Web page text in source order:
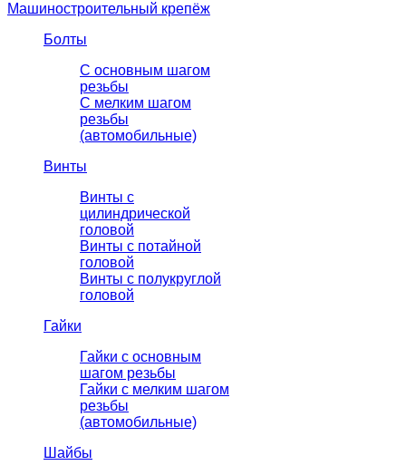
Машиностроительный крепёж
Болты
С основным шагом
резьбы
C мелким шагом
резьбы
(автомобильные)
Винты
Винты с
цилиндрической
головой
Винты с потайной
головой
Винты с полукруглой
головой
Гайки
Гайки с основным
шагом резьбы
Гайки с мелким шагом
резьбы
(автомобильные)
Шайбы